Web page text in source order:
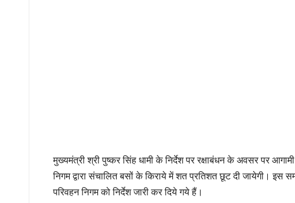
मुख्यमंत्री श्री पुष्कर सिंह धामी के निर्देश पर रक्षाबंधन के अवसर पर
निगम द्वारा संचालित बसों के किराये में शत प्रतिशत छूट दी जायेगी। इस
परिवहन निगम को निर्देश जारी कर दिये गये हैं।